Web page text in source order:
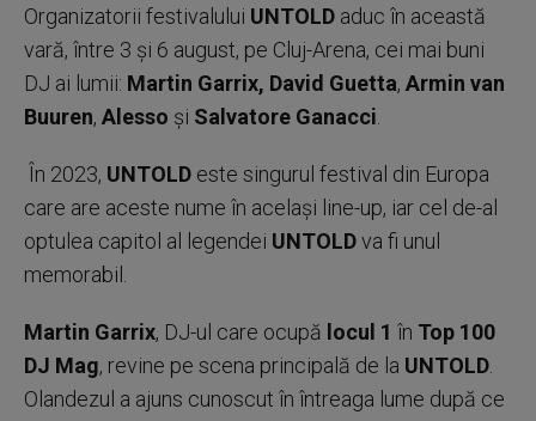
Organizatorii festivalului UNTOLD aduc în această
vară, între 3 și 6 august, pe Cluj-Arena, cei mai buni
DJ ai lumii: Martin Garrix, David Guetta, Armin van
Buuren, Alesso și Salvatore Ganacci
În 2023, UNTOLD este singurul festival din Europa
care are aceste nume în același line-up, iar cel de-al
optulea capitol al legendei UNTOLDva fi unul
memorabil.
Martin Garrix, DJ-ul care ocupă locul 1 în Top 100
DJ Mag, revine pe scena principală de la UNTOLD
Olandezul a ajuns cunoscut în întreaga lume după ce